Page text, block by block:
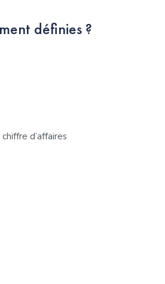
définies ?
d’affaires